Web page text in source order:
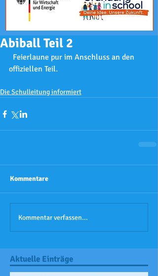
Abiball Teil 2
offiziellen Teil.
Die Schulleitung informiert
Kommentare
Kommentar verfassen...
Aktuelle Einträge